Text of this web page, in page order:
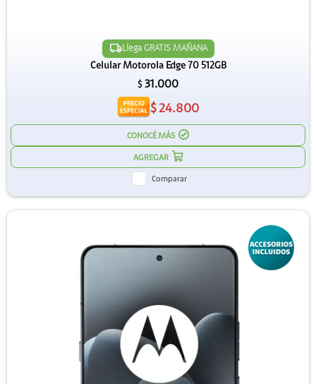
Llega GRATIS MAÑANA
Celular Motorola Edge 70 512GB
$ 31.000
$ 24.800
CONOCÉ MÁS
Comparar